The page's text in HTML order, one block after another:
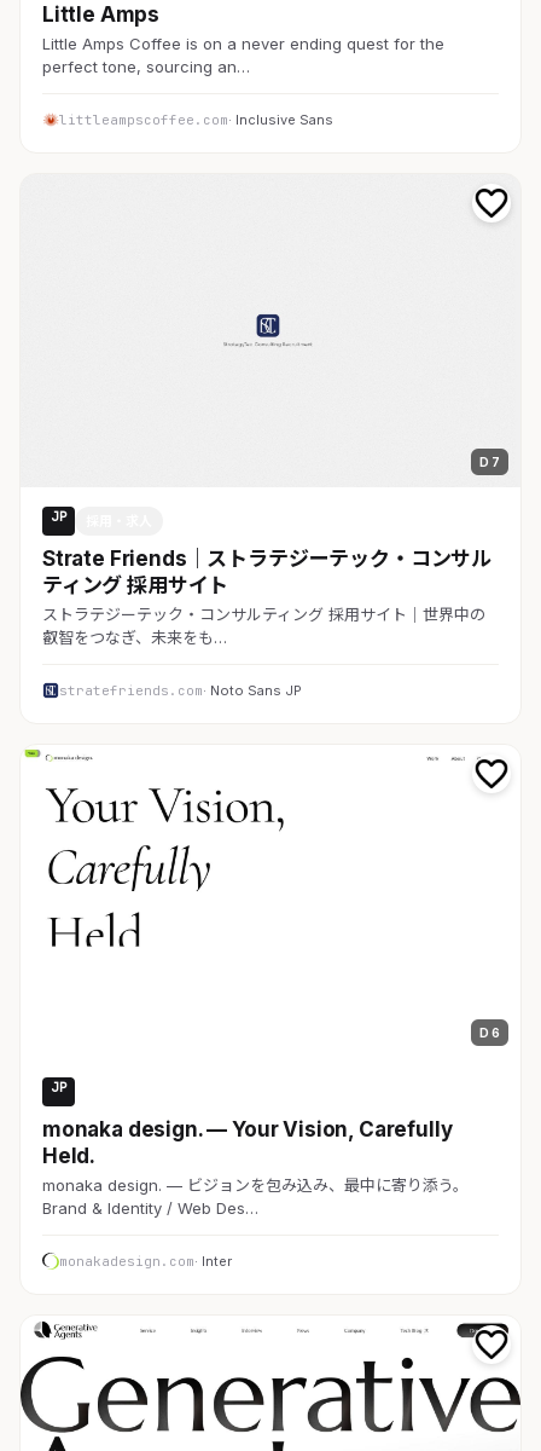
Little Amps
Little Amps Coffee is on a never ending quest for the
perfect tone, sourcing an…
littleampscoffee.com· Inclusive Sans
D 7
JP
Strate Friends｜ストラテジーテック・コンサル
ティング 採用サイト
ストラテジーテック・コンサルティング 採用サイト｜世界中の
叡智をつなぎ、未来をも…
stratefriends.com· Noto Sans JP
D 6
JP
monaka design. — Your Vision, Carefully
Held.
monaka design. — ビジョンを包み込み、最中に寄り添う。
Brand & Identity / Web Des…
monakadesign.com· Inter